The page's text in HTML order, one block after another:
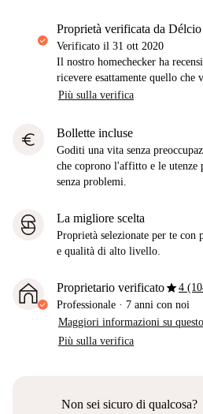
proprietà verificata da Délcio
Verificato il 31 ott 2020
Il nostro homechecker ha
ricevere esattamente quello che
Più sulla verifica
euro Bollette incluse
Goditi una vita senza
che coprono l'affitto e le utenze
senza problemi.
La migliore scelta
Proprietà selezionate per te
e qualità di alto livello.
Proprietario verificatostar4
Professionale · 7 anni con noi
Maggiori informazioni su
Più sulla verifica
Non sei sicuro di qualcosa?